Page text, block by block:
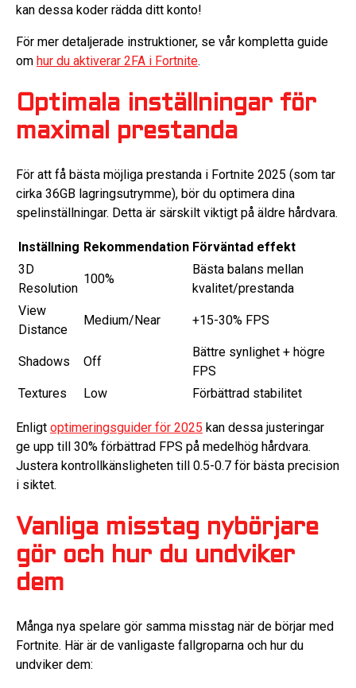
kan dessa koder rädda ditt konto!
För mer detaljerade instruktioner, se vår kompletta guide
om hur du aktiverar 2FA i Fortnite.
Optimala inställningar för
maximal prestanda
För att få bästa möjliga prestanda i Fortnite 2025 (som tar
cirka 36GB lagringsutrymme), bör du optimera dina
spelinställningar. Detta är särskilt viktigt på äldre hårdvara.
Inställning Rekommendation Förväntad effekt
3D
Resolution
100%
Bästa balans mellan
kvalitet/prestanda
View
Distance
Medium/Near +15-30% FPS
Shadows Off
Bättre synlighet + högre
FPS
Textures
Low Förbättrad stabilitet
Enligt optimeringsguider för 2025 kan dessa justeringar
ge upp till 30% förbättrad FPS på medelhög hårdvara.
Justera kontrollkänsligheten till 0.5-0.7 för bästa precision
i siktet.
Vanliga misstag nybörjare
gör och hur du undviker
dem
Många nya spelare gör samma misstag när de börjar med
Fortnite. Här är de vanligaste fallgroparna och hur du
undviker dem: